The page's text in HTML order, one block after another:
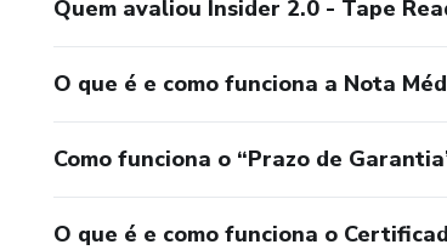
Quem avaliou Insider 2.0 - Tape
O que é e como funciona a Nota
Como funciona o “Prazo de
O que é e como funciona o